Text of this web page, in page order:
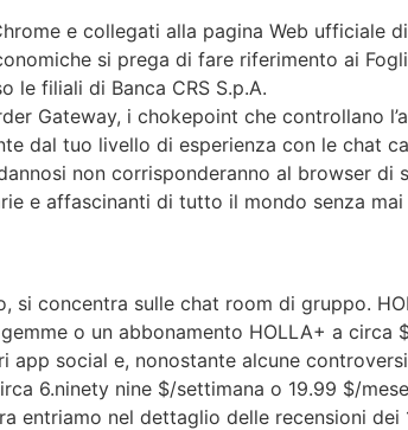
e collegati alla pagina Web ufficiale
si prega di fare riferimento ai
le filiali di Banca CRS S.p.A.
Gateway, i chokepoint che controllano
dal tuo livello di esperienza con le chat
non corrisponderanno al browser di
e affascinanti di tutto il mondo senza mai
si concentra sulle chat room di gruppo.
o un abbonamento HOLLA+ a
app social e, nonostante alcune
6.ninety nine $/settimana o 19.99 $/
entriamo nel dettaglio delle recensioni